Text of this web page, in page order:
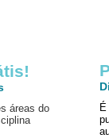
áreas do